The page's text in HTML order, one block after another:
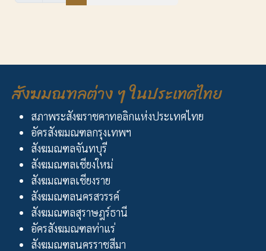
สังฆมณฑลต่าง ๆ ในประเทศไทย
สภาพระสังฆราชคาทอลิกแห่งประเทศไทย
อัครสังฆมณฑลกรุงเทพฯ
สังฆมณฑลจันทบุรี
สังฆมณฑลเชียงใหม่
สังฆมณฑลเชียงราย
สังฆมณฑลนครสวรรค์
สังฆมณฑลสุราษฎร์ธานี
อัครสังฆมณฑลท่าแร่
สังฆมณฑลนครราชสีมา